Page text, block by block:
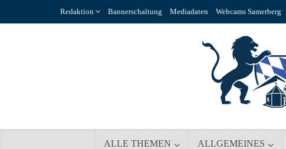
Redaktion Bannerschaltung Mediadaten Webcams Samerberg
ALLE THEMEN ALLGEMEINES